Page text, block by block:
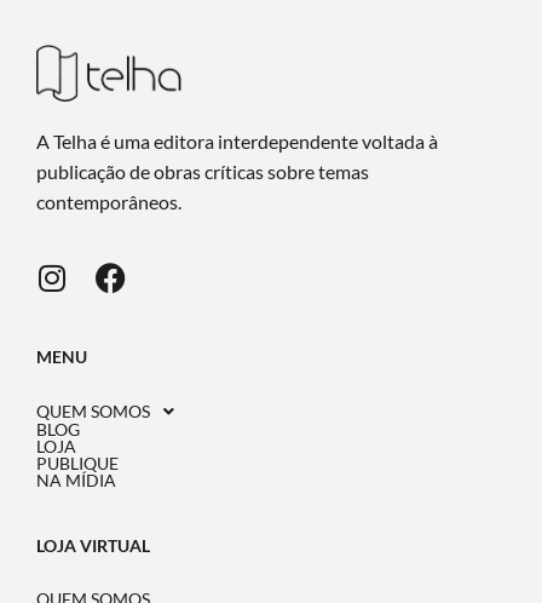
A Telha é uma editora interdependente voltada à
publicação de obras críticas sobre temas
contemporâneos.
MENU
QUEM SOMOS
BLOG
LOJA
PUBLIQUE
NA MÍDIA
LOJA VIRTUAL